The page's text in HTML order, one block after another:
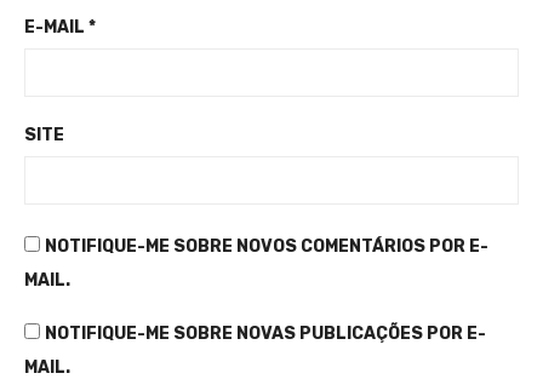
E-MAIL *
SITE
NOTIFIQUE-ME SOBRE NOVOS COMENTÁRIOS POR E-
MAIL.
NOTIFIQUE-ME SOBRE NOVAS PUBLICAÇÕES POR E-
MAIL.